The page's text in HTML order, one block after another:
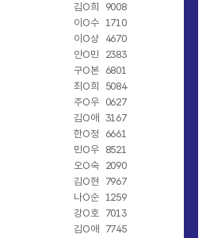
김O희
9008
이O수
1710
이O상
4670
안O민
2383
구O본
6801
최O희
5084
주O우
0627
김O애 3167
한O정
6661
민O우
8521
오O숙
2090
김O현
7967
나O순
1259
강O호
7013
김O애
7745